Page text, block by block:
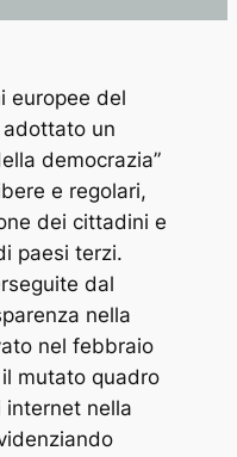
europee del
adottato un
democrazia”
e regolari,
dei cittadini e
paesi terzi.
dal
nella
nel febbraio
mutato quadro
internet nella